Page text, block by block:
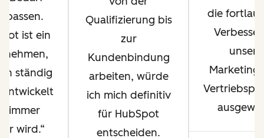
ist ein
ständig
immer
wird.
Qualifizierung bis
zur
Kundenbindung
arbeiten, würde
ich mich definitiv
für HubSpot
entscheiden.
die